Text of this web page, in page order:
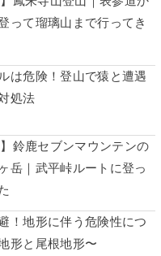
って瑠璃山まで行ってき
は危険！登山で猿と遭遇
処法
】鈴鹿セブンマウンテンの
岳｜武平峠ルートに登っ
！地形に伴う危険性につ
形と尾根地形〜